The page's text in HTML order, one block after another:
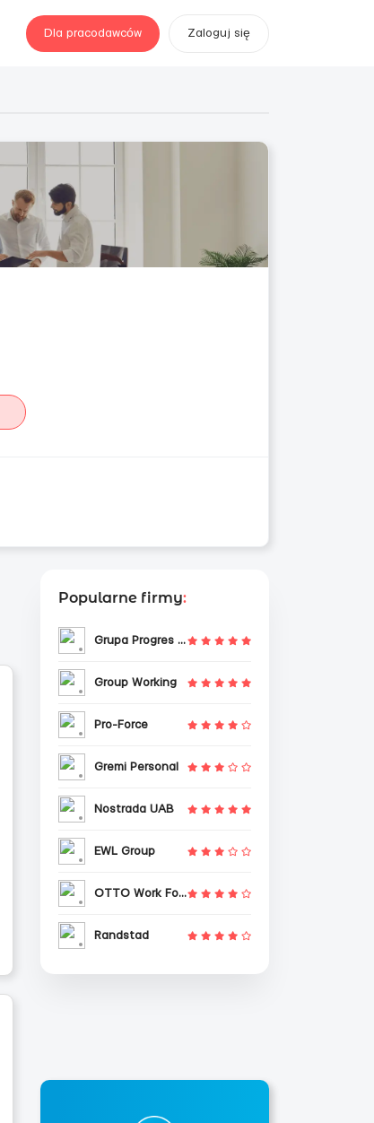
Dla pracodawców Zaloguj się
Popularne firmy:
Grupa Progres Sp. z o.o.
Group Working
Pro-Force
Gremi Personal
Nostrada UAB
EWL Group
OTTO Work Force
Randstad